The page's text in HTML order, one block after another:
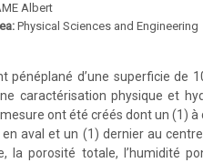
Albert
Physical Sciences and Engineering
pénéplané d’une superficie de
caractérisation physique et
ont été créés dont un (1)
aval et un (1) dernier au
la porosité totale, l’humidité